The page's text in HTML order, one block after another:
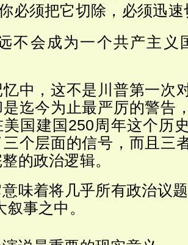
必须把它切除，必须迅速
不会成为一个共产主义
中，这不是川普第一次
迄今为止最严厉的警告
美国建国250周年这个历
个层面的信号，而且三
的政治逻辑。
味着将几乎所有政治议
叙事之中。